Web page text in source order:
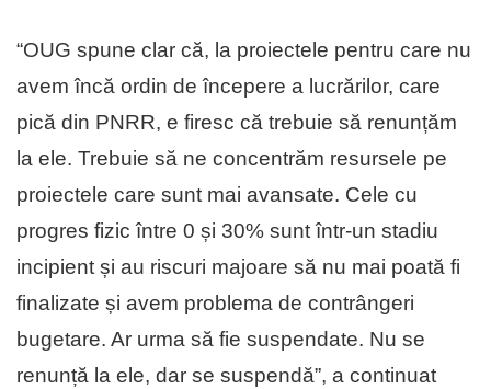
“OUG spune clar că, la proiectele pentru care nu
avem încă ordin de începere a lucrărilor, care
pică din PNRR, e firesc că trebuie să renunțăm
la ele. Trebuie să ne concentrăm resursele pe
proiectele care sunt mai avansate. Cele cu
progres fizic între 0 și 30% sunt într-un stadiu
incipient și au riscuri majoare să nu mai poată fi
finalizate și avem problema de contrângeri
bugetare. Ar urma să fie suspendate. Nu se
renunță la ele, dar se suspendă”, a continuat